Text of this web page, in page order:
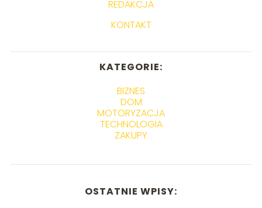
REDAKCJA
KONTAKT
KATEGORIE:
BIZNES
DOM
MOTORYZACJA
TECHNOLOGIA
ZAKUPY
OSTATNIE WPISY: